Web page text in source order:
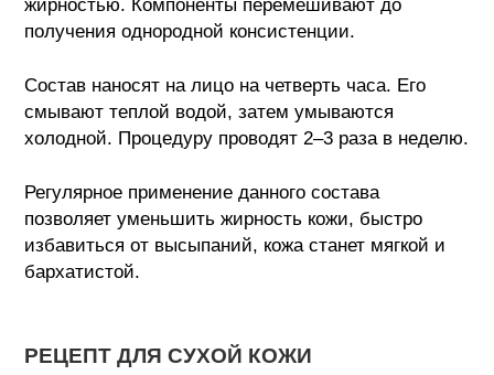
жирностью. Компоненты перемешивают до
получения однородной консистенции.
Состав наносят на лицо на четверть часа. Его
смывают теплой водой, затем умываются
холодной. Процедуру проводят 2–3 раза в неделю.
Регулярное применение данного состава
позволяет уменьшить жирность кожи, быстро
избавиться от высыпаний, кожа станет мягкой и
бархатистой.
РЕЦЕПТ ДЛЯ СУХОЙ КОЖИ